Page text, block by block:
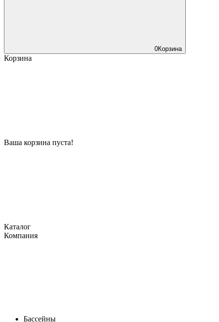
0Корзина
Корзина
Ваша корзина пуста!
Каталог
Компания
Бассейны